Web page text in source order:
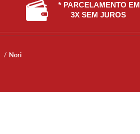
* PARCELAMENTO EM
3X SEM JUROS
Nori